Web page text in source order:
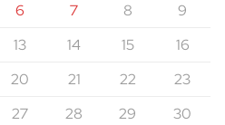
6 7 8
9
13 14 15
16
20 21 22
23
27 28 29
30